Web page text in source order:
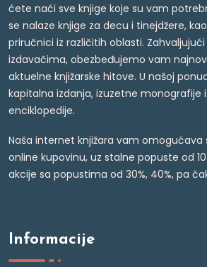
ćete naći sve knjige koje su vam
se nalaze knjige za decu i tinejdžere,
priručnici iz različitih oblasti.
izdavačima, obezbeđujemo vam
aktuelne knjižarske hitove. U našoj
kapitalna izdanja, izuzetne monografije
enciklopedije.
Naša internet knjižara vam omogućava
online kupovinu, uz stalne popuste od
akcije sa popustima od 30%, 40%, pa
Informacije